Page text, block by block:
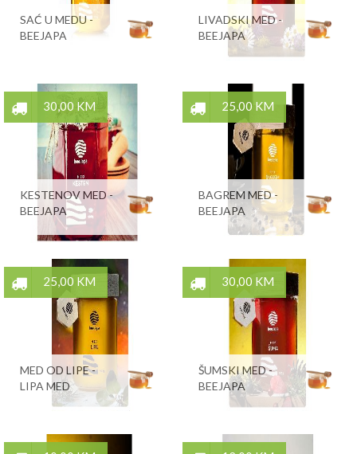
SAĆ U MEDU -
BEEJAPA
LIVADSKI MED -
BEEJAPA
30,00 KM
KESTENOV MED -
BEEJAPA
25,00 KM
BAGREM MED -
BEEJAPA
25,00 KM
MED OD LIPE -
LIPA MED
30,00 KM
ŠUMSKI MED -
BEEJAPA